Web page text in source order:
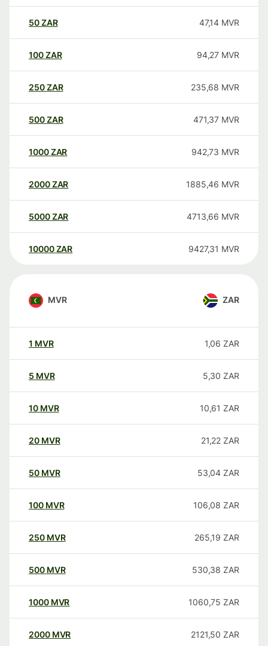
50ZAR 47,14 MVR
100ZAR 94,27 MVR
250ZAR 235,68 MVR
500ZAR 471,37 MVR
1000ZAR 942,73 MVR
2000ZAR 1885,46 MVR
5000ZAR 4713,66 MVR
10000 ZAR 9427,31 MVR
MVR ZAR
1 MVR 1,06 ZAR
5 MVR 5,30 ZAR
10 MVR 10,61 ZAR
20 MVR 21,22 ZAR
50 MVR 53,04 ZAR
100 MVR 106,08 ZAR
250 MVR 265,19 ZAR
500 MVR 530,38 ZAR
1000 MVR 1060,75 ZAR
2000 MVR 2121,50 ZAR